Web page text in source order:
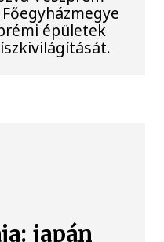
épületek
japán